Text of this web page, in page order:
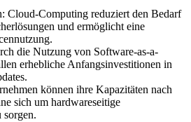
Cloud-Computing reduziert den Bedarf
und ermöglicht eine
die Nutzung von Software-as-a-
erhebliche Anfangsinvestitionen in
können ihre Kapazitäten nach
sich um hardwareseitige
sorgen.